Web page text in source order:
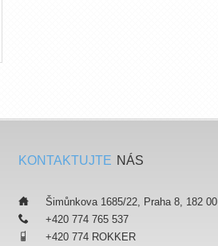
KONTAKTUJTE NÁS
Šimůnkova 1685/22, Praha 8, 182 00
+420 774 765 537
+420 774 ROKKER